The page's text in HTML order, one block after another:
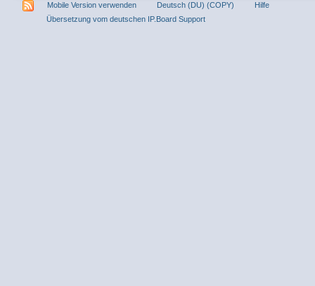
Mobile Version verwenden Deutsch (DU) (COPY)
Hilfe
Übersetzung vom deutschen IP.Board Support